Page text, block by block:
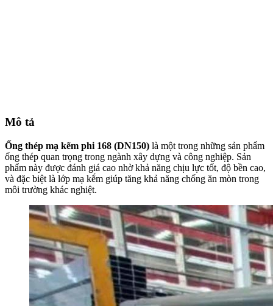
Mô tả
Ống thép mạ kẽm phi 168 (DN150) là một trong những sản phẩm
ống thép quan trọng trong ngành xây dựng và công nghiệp. Sản
phẩm này được đánh giá cao nhờ khả năng chịu lực tốt, độ bền cao,
và đặc biệt là lớp mạ kẽ́m giúp tăng khả năng chống ăn mòn trong
môi trường khác nghiệt.